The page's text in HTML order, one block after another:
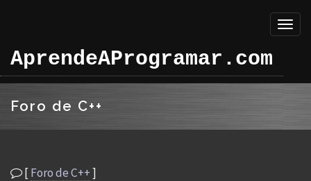
AprendeAProgramar.com
Foro de C++
[Foro de C++]